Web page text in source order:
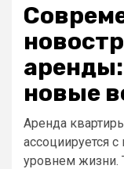
новые
Аренда
ассоциируется
уровнем жизни.